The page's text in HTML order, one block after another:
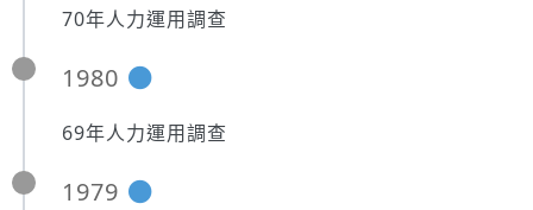
70年人力運用調查
1980
69年人力運用調查
1979